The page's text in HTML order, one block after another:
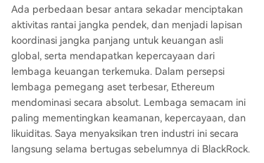
Ada perbedaan besar antara sekadar menciptakan
aktivitas rantai jangka pendek, dan menjadi lapisan
koordinasi jangka panjang untuk keuangan asli
global, serta mendapatkan kepercayaan dari
lembaga keuangan terkemuka. Dalam persepsi
lembaga pemegang aset terbesar, Ethereum
mendominasi secara absolut. Lembaga semacam ini
paling mementingkan keamanan, kepercayaan, dan
likuiditas. Saya menyaksikan tren industri ini secara
langsung selama bertugas sebelumnya di BlackRock.